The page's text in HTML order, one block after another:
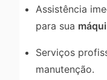
Assistência
para sua
Serviços
manutenção.